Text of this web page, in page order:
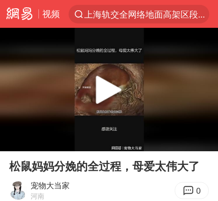
视频
上海轨交全网络地面高架区段限速运行
跨界融合拉长夏日经济消费链条
白海豚逼近浙闽沿海
武契奇会见泽连斯基有何意图
2026年7月份居民消费价格同比上涨0.5%
“伊斯兰版北约”出现
上海中心城区暴雨预警由橙变红
Play
松鼠妈妈分娩的全过程，母爱太伟大了
宠物大当家
河南 0